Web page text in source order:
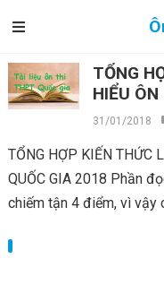
TỔNG
HIỂU
31/01/2018
TỔNG HỢP KIẾN THỨC
QUỐC GIA 2018 Phần
chiếm tận 4 điểm, vì vậy